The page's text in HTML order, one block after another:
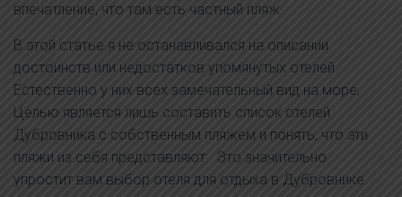
впечатление, что там есть частный пляж.
В этой статье я не останавливался на описании
достоинств или недостатков упомянутых отелей.
Естественно у них всех замечательный вид на море,
Целью является лишь составить список отелей
Дубровника с собственным пляжем и понять, что эти
пляжи из себя представляют. Это значительно
упростит вам выбор отеля для отдыха в Дубровнике.